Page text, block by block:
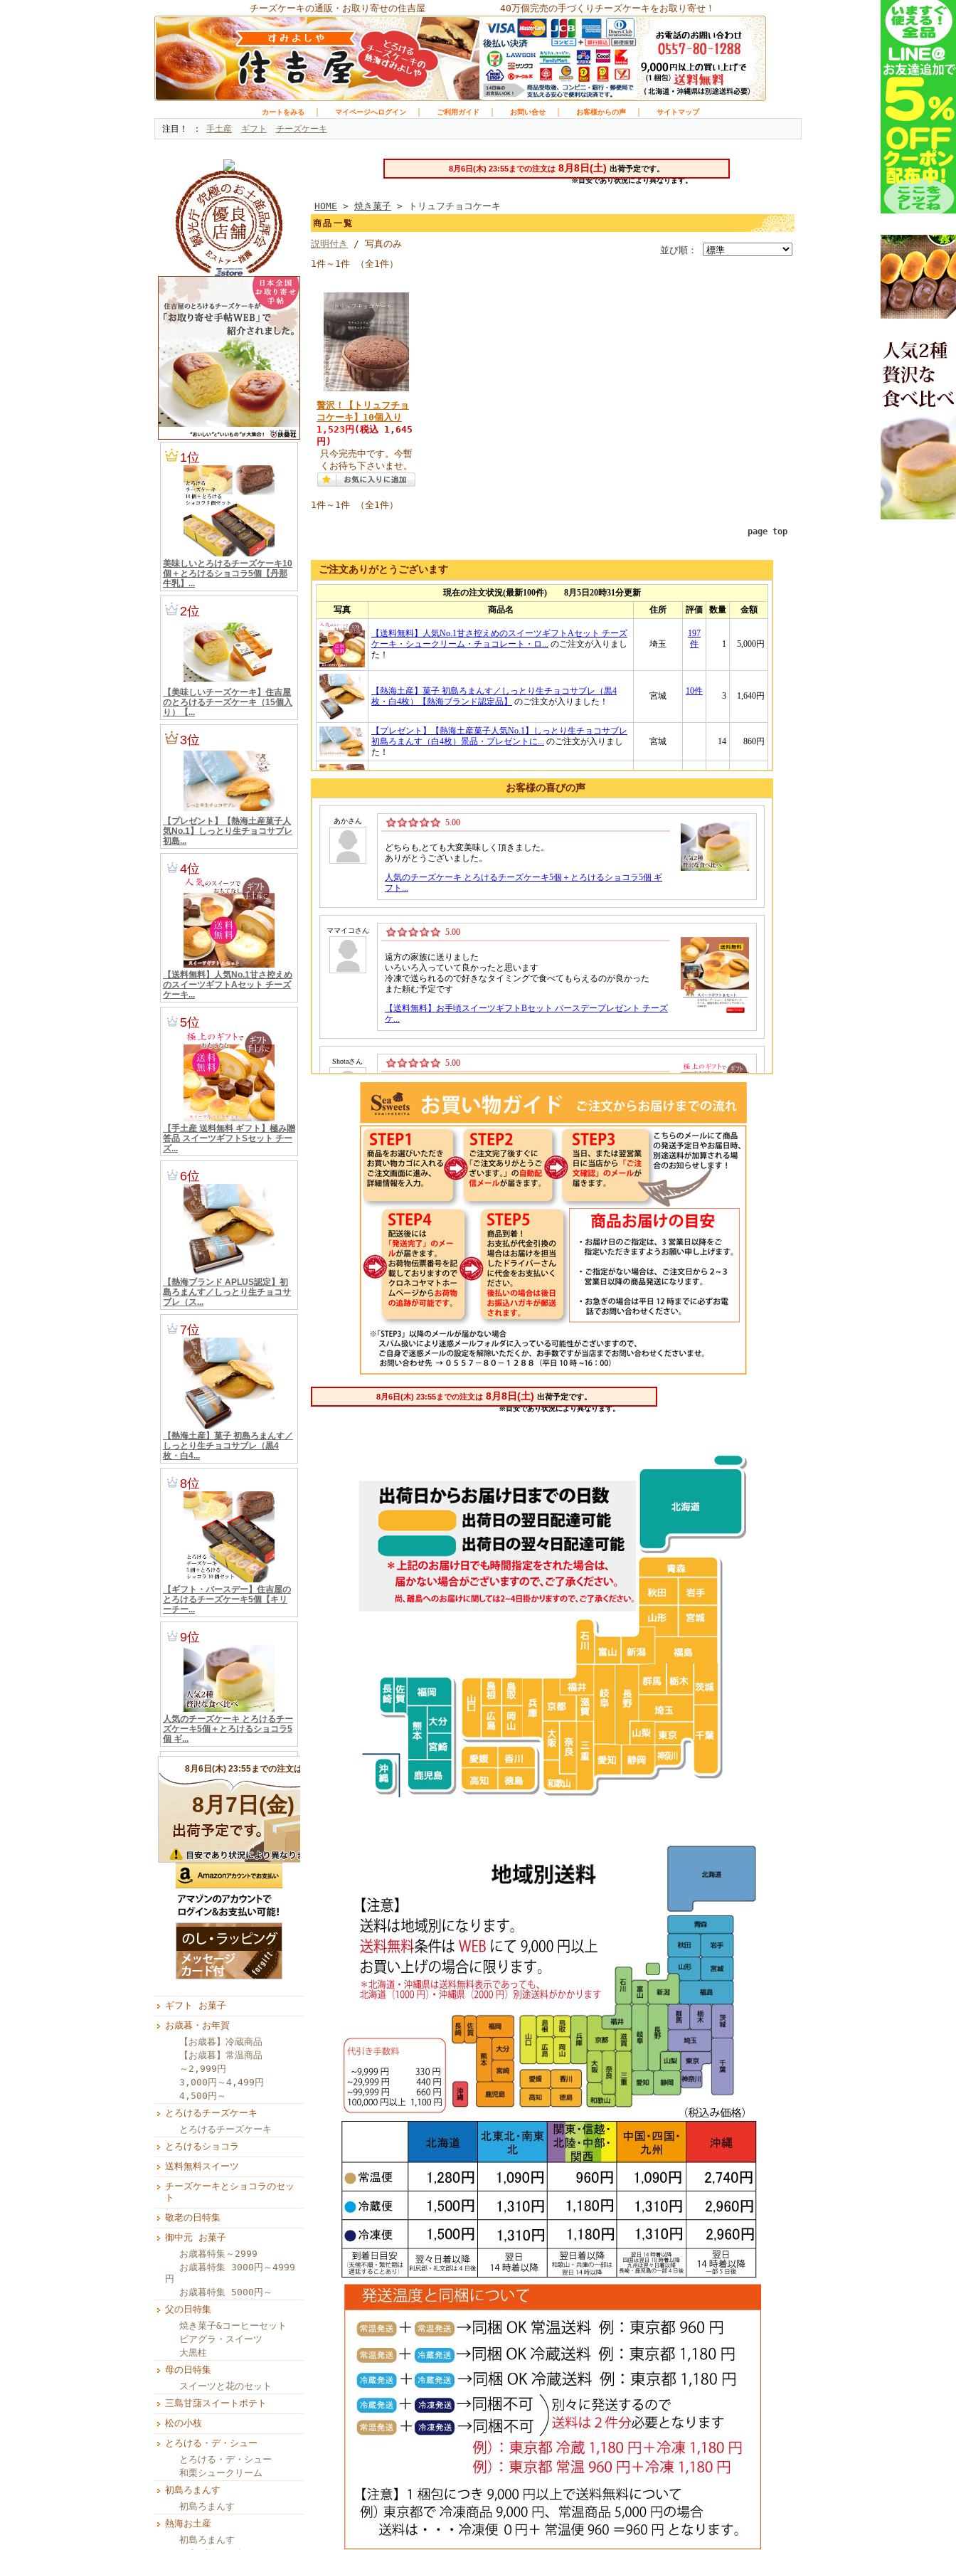
チーズケーキの通販・お取り寄せの住吉屋 40万個完売の手づくりチーズケーキをお取り寄せ！
カートをみる マイページへログイン ご利用ガイド お問い合せ お客様からの声 サイトマップ
注目！ 手土産 ギフト チーズケーキ
ギフト お菓子
お歳暮・お年賀
【お歳暮】冷蔵商品
【お歳暮】常温商品
～2,999円
3,000円～4,499円
4,500円～
とろけるチーズケーキ
とろけるチーズケーキ
とろけるショコラ
送料無料スイーツ
チーズケーキとショコラのセッ
ト
敬老の日特集
御中元 お菓子
お歳暮特集～2999
お歳暮特集 3000円～4999
円
お歳暮特集 5000円～
父の日特集
焼き菓子&コーヒーセット
ビアグラ・スイーツ
大黒柱
母の日特集
スイーツと花のセット
三島甘藷スイートポテト
松の小枝
とろける・デ・シュー
とろける・デ・シュー
和栗シュークリーム
初島ろまんす
初島ろまんす
熱海お土産
初島ろまんす
HOME > 焼き菓子 > トリュフチョコケーキ
商品一覧
並び順：
説明付き
/ 写真のみ
1件～1件 （全1件）
贅沢！【トリュフチョ
コケーキ】10個入り
1,523円 (税込 1,645
円)
只今完売中です。今暫
くお待ち下さいませ。
1件～1件 （全1件）
page top
ご注文ありがとうございます
お客様の喜びの声